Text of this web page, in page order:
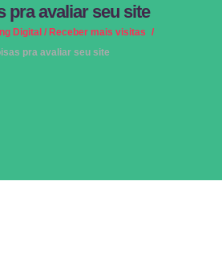
pra avaliar seu site
Digital / Receber mais visitas /
pra avaliar seu site